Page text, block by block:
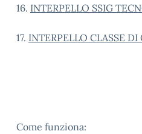
16. INTERPELLO SSIG
17. INTERPELLO CLASSE
Come funziona: